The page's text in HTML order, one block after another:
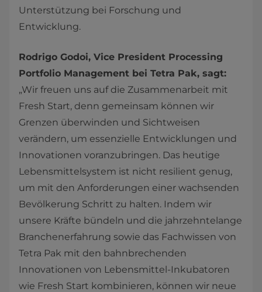
Unterstützung bei Forschung und
Entwicklung.
Rodrigo Godoi, Vice President Processing
Portfolio Management bei Tetra Pak, sagt:
„Wir freuen uns auf die Zusammenarbeit mit
Fresh Start, denn gemeinsam können wir
Grenzen überwinden und Sichtweisen
verändern, um essenzielle Entwicklungen und
Innovationen voranzubringen. Das heutige
Lebensmittelsystem ist nicht resilient genug,
um mit den Anforderungen einer wachsenden
Bevölkerung Schritt zu halten. Indem wir
unsere Kräfte bündeln und die jahrzehntelange
Branchenerfahrung sowie das Fachwissen von
Tetra Pak mit den bahnbrechenden
Innovationen von Lebensmittel-Inkubatoren
wie Fresh Start kombinieren, können wir neue